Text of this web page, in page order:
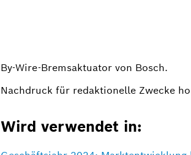
By-Wire-Bremsaktuator von Bosch.
Nachdruck für redaktionelle Zwecke
Wird verwendet in: